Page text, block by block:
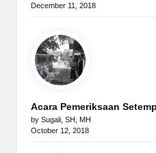
December 11, 2018
Acara Pemeriksaan
by Sugali, SH, MH
October 12, 2018